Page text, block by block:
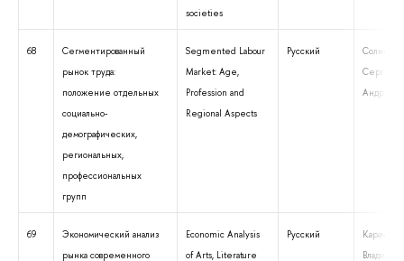
societies
68
Сегментированный
рынок труда:
положение отдельных
социально-
демографических,
региональных,
профессиональных
групп
Segmented Labour
Market: Age,
Profession and
Regional Aspects
Русский
Солнцев
Сергей
69
Экономический анализ
рынка современного
Economic Analysis
of Arts, Literature
Русский
Владимир